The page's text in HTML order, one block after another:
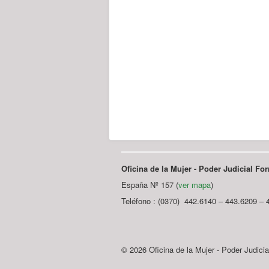
Oficina de la Mujer - Poder Judicial
España Nº 157 (ver mapa)
Teléfono : (0370) 442.6140 – 443.6209 –
© 2026 Oficina de la Mujer - Poder